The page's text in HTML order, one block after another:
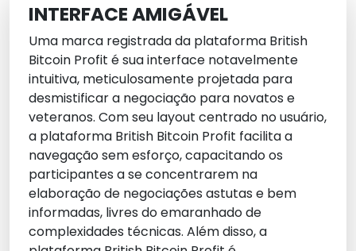
INTERFACE AMIGÁVEL
Uma marca registrada da plataforma British
Bitcoin Profit é sua interface notavelmente
intuitiva, meticulosamente projetada para
desmistificar a negociação para novatos e
veteranos. Com seu layout centrado no usuário,
a plataforma British Bitcoin Profit facilita a
navegação sem esforço, capacitando os
participantes a se concentrarem na
elaboração de negociações astutas e bem
informadas, livres do emaranhado de
complexidades técnicas. Além disso, a